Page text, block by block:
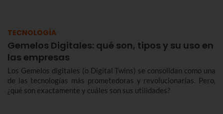
TECNOLOGÍA
Gemelos Digitales: qué son, tipos y su uso en
las empresas
Los Gemelos digitales (o Digital Twins) se consolidan como una
de las tecnologías más prometedoras y revolucionarias. Pero,
¿qué son exactamente y cuáles son sus utilidades?